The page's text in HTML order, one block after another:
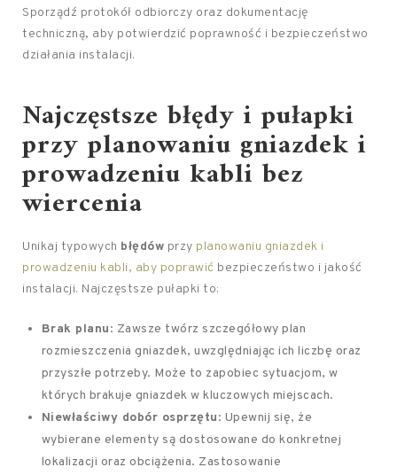
Sporządź protokół odbiorczy oraz dokumentację
techniczną, aby potwierdzić poprawność i bezpieczeństwo
działania instalacji.
Najczęstsze błędy i pułapki
przy planowaniu gniazdek i
prowadzeniu kabli bez
wiercenia
Unikaj typowych błędów przy planowaniu gniazdek i
prowadzeniu kabli, aby poprawić bezpieczeństwo i jakość
instalacji. Najczęstsze pułapki to:
Brak planu: Zawsze twórz szczegółowy plan
rozmieszczenia gniazdek, uwzględniając ich liczbę oraz
przyszłe potrzeby. Może to zapobiec sytuacjom, w
których brakuje gniazdek w kluczowych miejscach.
Niewłaściwy dobór osprzętu: Upewnij się, że
wybierane elementy są dostosowane do konkretnej
lokalizacji oraz obciążenia. Zastosowanie